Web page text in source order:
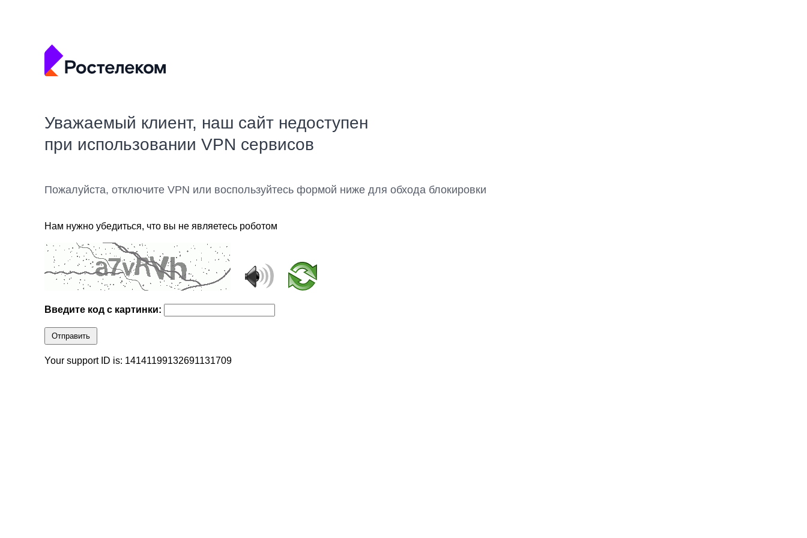
Уважаемый клиент, наш сайт недоступен
при использовании VPN сервисов
Пожалуйста, отключите VPN или воспользуйтесь формой ниже для обхода блокировки
Нам нужно убедиться, что вы не являетесь роботом
Введите код с картинки:
Отправить
Your support ID is: 14141199132691131709